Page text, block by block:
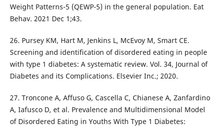
Weight Patterns-5 (QEWP-5) in the general population. Eat
Behav. 2021 Dec 1;43.
26. Pursey KM, Hart M, Jenkins L, McEvoy M, Smart CE.
Screening and identification of disordered eating in people
with type 1 diabetes: A systematic review. Vol. 34, Journal of
Diabetes and its Complications. Elsevier Inc.; 2020.
27. Troncone A, Affuso G, Cascella C, Chianese A, Zanfardino
A, Iafusco D, et al. Prevalence and Multidimensional Model
of Disordered Eating in Youths With Type 1 Diabetes: